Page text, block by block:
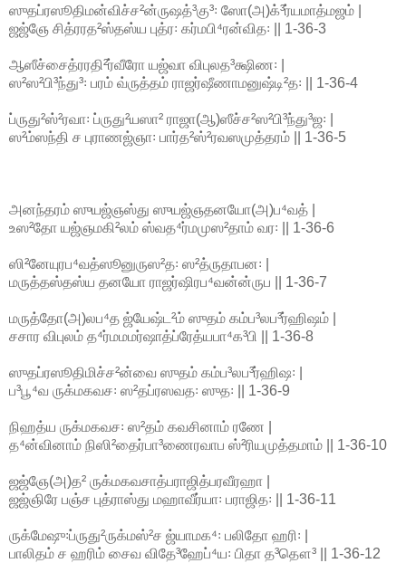
ஸுதப்ரஸூதிமன்விச்ச²ன்ருஷத்³கு³꞉ ஸோ(அ)க்³ர்யமாத்மஜம் |
ஜஜ்ஞே சித்ரரத²ஸ்தஸ்ய புத்ர꞉ கர்மபி⁴ரன்வித꞉ || 1-36-3
ஆஸீச்சைத்ரரதி²ர்வீரோ யஜ்வா விபுலத³க்ஷிண꞉ |
ஸ²ஸ²பி³ந்து³꞉ பரம் வ்ருத்தம் ராஜர்ஷீணாமனுஷ்டி²த꞉ || 1-36-4
ப்ருது²ஸ்²ரவா꞉ ப்ருது²யஸா² ராஜா(ஆ)ஸீச்ச²ஸ²பி³ந்து³ஜ꞉ |
ஸ²ம்ஸந்தி ச புராணஜ்ஞா꞉ பார்த²ஸ்²ரவஸமுத்தரம் || 1-36-5
அனந்தரம் ஸுயஜ்ஞஸ்து ஸுயஜ்ஞதனயோ(அ)ப⁴வத் |
உஸ²தோ யஜ்ஞமகி²லம் ஸ்வத⁴ர்மமுஸ²தாம் வர꞉ || 1-36-6
ஸி²னேயுரப⁴வத்ஸூனுருஸ²த꞉ ஸ²த்ருதாபன꞉ |
மருத்தஸ்தஸ்ய தனயோ ராஜர்ஷிரப⁴வன்ன்ருப || 1-36-7
மருத்தோ(அ)லப⁴த ஜ்யேஷ்ட²ம் ஸுதம் கம்ப³லப³ர்ஹிஷம் |
சசார விபுலம் த⁴ர்மமமர்ஷாத்ப்ரேத்யபா⁴க³பி || 1-36-8
ஸுதப்ரஸூதிமிச்ச²ன்வை ஸுதம் கம்ப³லப³ர்ஹிஷ꞉ |
ப³பூ⁴வ ருக்மகவச꞉ ஸ²தப்ரஸவத꞉ ஸுத꞉ || 1-36-9
நிஹத்ய ருக்மகவச꞉ ஸ²தம் கவசினாம் ரணே |
த⁴ன்வினாம் நிஸி²தைர்பா³ணைரவாப ஸ்²ரியமுத்தமாம் || 1-36-10
ஜஜ்ஞே(அ)த² ருக்மகவசாத்பராஜித்பரவீரஹா |
ஜஜ்ஞிரே பஞ்ச புத்ராஸ்து மஹாவீர்யா꞉ பராஜித꞉ || 1-36-11
ருக்மேஷு꞉ப்ருது²ருக்மஸ்²ச ஜ்யாமக⁴꞉ பலிதோ ஹரி꞉ |
பாலிதம் ச ஹரிம் சைவ விதே³ஹேப்⁴ய꞉ பிதா த³தௌ³ || 1-36-12